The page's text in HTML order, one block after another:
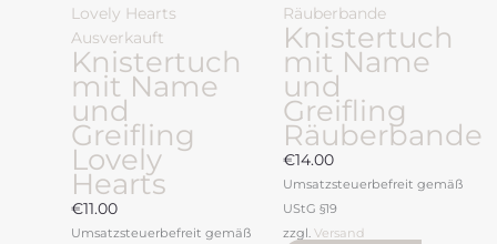
Ausverkauft
Knistertuch
mit Name
und
Greifling
Lovely
Hearts
€11.00
Umsatzsteuerbefreit gemäß
weist
mehrere
Varianten
auf.
Optionen
können
auf
Produktseite
Knistertuch
mit Name
und
Greifling
Räuberbande
€14.00
Umsatzsteuerbefreit gemäß
UStG §19
zzgl. Versand
weist
mehrere
Varianten
Die
Optionen
auf